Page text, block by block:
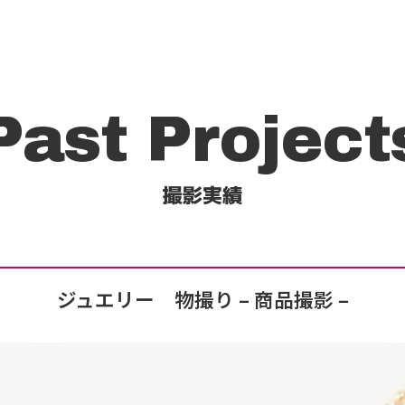
撮影実績
ジュエリー 物撮り – 商品撮影 –